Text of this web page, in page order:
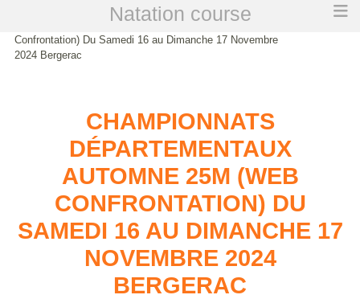
Natation course
Championnats Départementaux Automne 25m (Web
Confrontation) Du Samedi 16 au Dimanche 17 Novembre
2024 Bergerac
CHAMPIONNATS
DÉPARTEMENTAUX
AUTOMNE 25M (WEB
CONFRONTATION) DU
SAMEDI 16 AU DIMANCHE 17
NOVEMBRE 2024
BERGERAC